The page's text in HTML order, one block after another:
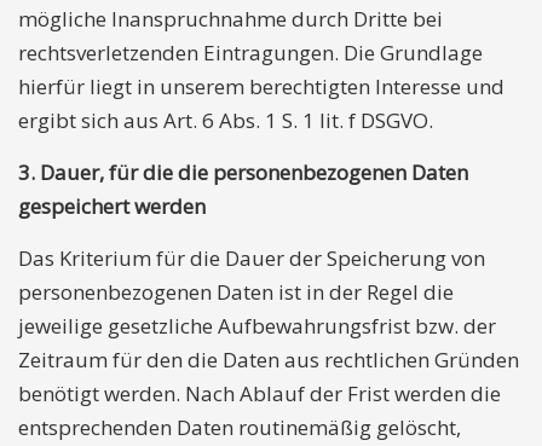
mögliche Inanspruchnahme durch Dritte bei
rechtsverletzenden Eintragungen. Die Grundlage
hierfür liegt in unserem berechtigten Interesse und
ergibt sich aus Art. 6 Abs. 1 S. 1 lit. f DSGVO.
3. Dauer, für die die personenbezogenen Daten
gespeichert werden
Das Kriterium für die Dauer der Speicherung von
personenbezogenen Daten ist in der Regel die
jeweilige gesetzliche Aufbewahrungsfrist bzw. der
Zeitraum für den die Daten aus rechtlichen Gründen
benötigt werden. Nach Ablauf der Frist werden die
entsprechenden Daten routinemäßig gelöscht,